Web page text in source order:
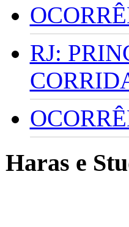
RJ:
Haras e